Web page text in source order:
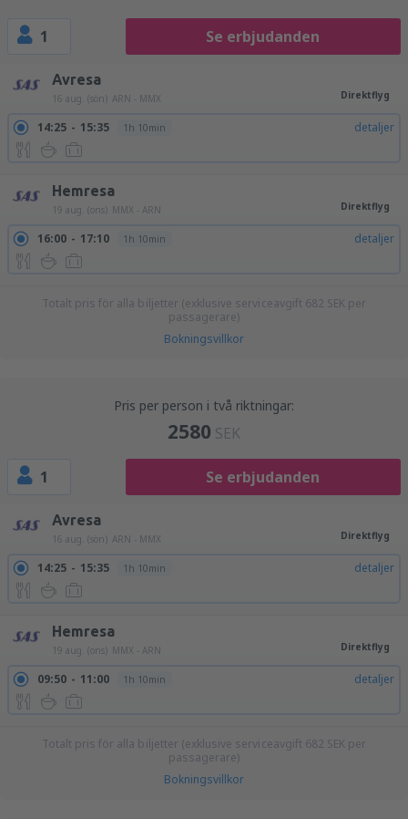
1 Se erbjudanden
Avresa
16 aug. (sön) ARN - MMX Direktflyg
14:25 15:35 1h 10min detaljer
Hemresa
19 aug. (ons) MMX - ARN Direktflyg
16:00 17:10 1h 10min detaljer
Totalt pris för alla biljetter (exklusive serviceavgift 682 SEK per
passagerare)
Bokningsvillkor
Pris per person i två riktningar:
2580 SEK
1 Se erbjudanden
Avresa
16 aug. (sön) ARN - MMX Direktflyg
14:25 15:35 1h 10min detaljer
Hemresa
19 aug. (ons) MMX - ARN Direktflyg
09:50 11:00 1h 10min detaljer
Totalt pris för alla biljetter (exklusive serviceavgift 682 SEK per
passagerare)
Bokningsvillkor